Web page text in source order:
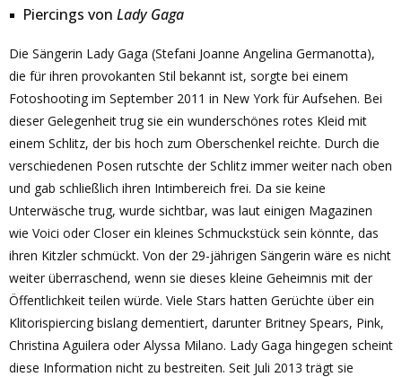
Piercings von Lady Gaga
Die Sängerin Lady Gaga (Stefani Joanne Angelina Germanotta),
die für ihren provokanten Stil bekannt ist, sorgte bei einem
Fotoshooting im September 2011 in New York für Aufsehen. Bei
dieser Gelegenheit trug sie ein wunderschönes rotes Kleid mit
einem Schlitz, der bis hoch zum Oberschenkel reichte. Durch die
verschiedenen Posen rutschte der Schlitz immer weiter nach oben
und gab schließlich ihren Intimbereich frei. Da sie keine
Unterwäsche trug, wurde sichtbar, was laut einigen Magazinen
wie Voici oder Closer ein kleines Schmuckstück sein könnte, das
ihren Kitzler schmückt. Von der 29-jährigen Sängerin wäre es nicht
weiter überraschend, wenn sie dieses kleine Geheimnis mit der
Öffentlichkeit teilen würde. Viele Stars hatten Gerüchte über ein
Klitorispiercing bislang dementiert, darunter Britney Spears, Pink,
Christina Aguilera oder Alyssa Milano. Lady Gaga hingegen scheint
diese Information nicht zu bestreiten. Seit Juli 2013 trägt sie